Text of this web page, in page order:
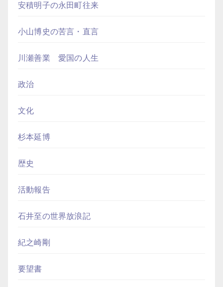
安積明子の永田町往来
小山博史の苦言・直言
川瀬善業 愛国の人生
政治
文化
杉本延博
歴史
活動報告
石井至の世界放浪記
紀之崎剛
要望書